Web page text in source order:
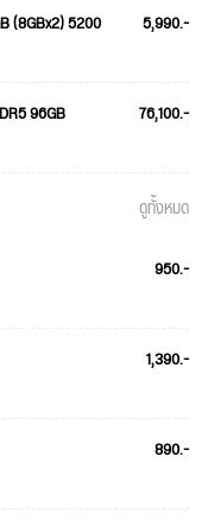
(8GBx2) 5200
5,990.-
96GB
76,100.-
ดูทั้งหมด
950.-
1,390.-
890.-